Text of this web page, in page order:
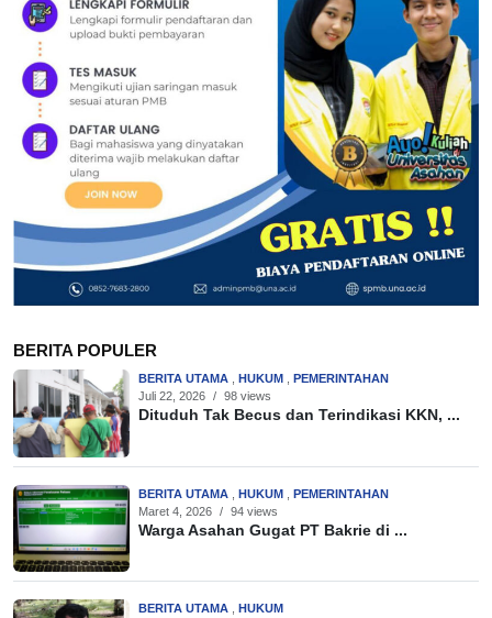
BERITA POPULER
BERITA UTAMA HUKUM
PEMERINTAHAN
Juli 22, 2026 / 98 views
Dituduh Tak Becus dan Terindikasi KKN, ...
BERITA UTAMA HUKUM
PEMERINTAHAN
Maret 4, 2026 / 94 views
Warga Asahan Gugat PT Bakrie di ...
BERITA UTAMA
HUKUM